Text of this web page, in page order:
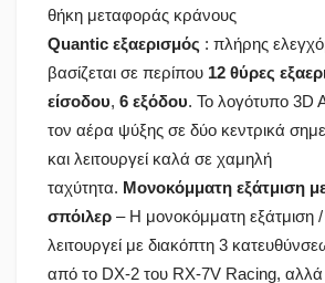
θήκη μεταφοράς κράνους
Quantic εξαερισμός : πλήρης
βασίζεται σε περίπου 12 θύρες
είσοδου, 6 εξόδου. Το λογότυπο 3D
τον αέρα ψύξης σε δύο κεντρικά
και λειτουργεί καλά σε χαμηλή
ταχύτητα. Μονοκόμματη εξάτμιση με
σπόιλερ – Η μονοκόμματη εξάτμιση
λειτουργεί με διακόπτη 3
από το DX-2 του RX-7V Racing, αλλά